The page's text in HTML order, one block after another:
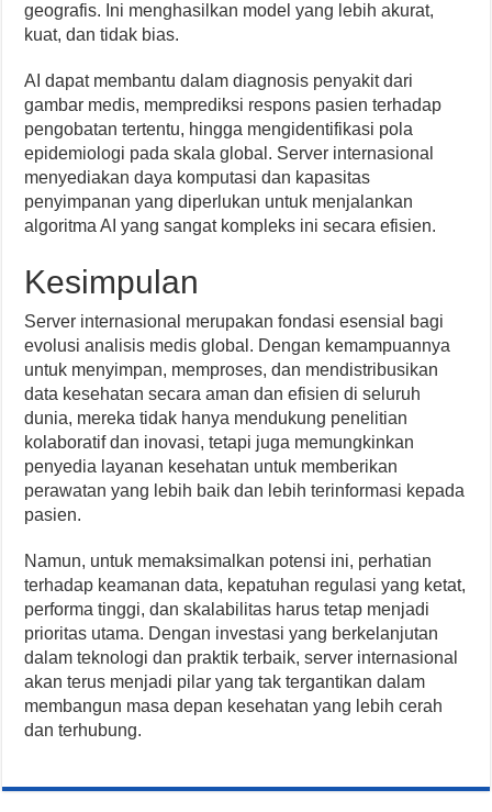
geografis. Ini menghasilkan model yang lebih akurat,
kuat, dan tidak bias.
AI dapat membantu dalam diagnosis penyakit dari
gambar medis, memprediksi respons pasien terhadap
pengobatan tertentu, hingga mengidentifikasi pola
epidemiologi pada skala global. Server internasional
menyediakan daya komputasi dan kapasitas
penyimpanan yang diperlukan untuk menjalankan
algoritma AI yang sangat kompleks ini secara efisien.
Kesimpulan
Server internasional merupakan fondasi esensial bagi
evolusi analisis medis global. Dengan kemampuannya
untuk menyimpan, memproses, dan mendistribusikan
data kesehatan secara aman dan efisien di seluruh
dunia, mereka tidak hanya mendukung penelitian
kolaboratif dan inovasi, tetapi juga memungkinkan
penyedia layanan kesehatan untuk memberikan
perawatan yang lebih baik dan lebih terinformasi kepada
pasien.
Namun, untuk memaksimalkan potensi ini, perhatian
terhadap keamanan data, kepatuhan regulasi yang ketat,
performa tinggi, dan skalabilitas harus tetap menjadi
prioritas utama. Dengan investasi yang berkelanjutan
dalam teknologi dan praktik terbaik, server internasional
akan terus menjadi pilar yang tak tergantikan dalam
membangun masa depan kesehatan yang lebih cerah
dan terhubung.